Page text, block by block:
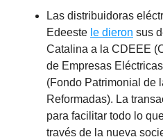
Las distribuidoras
Edeeste le dieron sus
Catalina a la CDEEE
de Empresas
(Fondo Patrimonial de
Reformadas). La
para facilitar todo lo
través de la nueva